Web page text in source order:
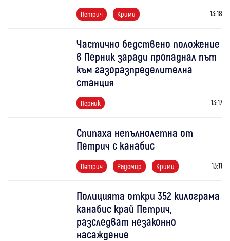
Петрич Крими 13:18
Частично бедствено положение
в Перник заради пропаднал път
към газоразпределителна
станция
Перник 13:17
Спипаха непълнолетна от
Петрич с канабис
Петрич Радомир Крими 13:11
Полицията откри 352 килограма
канабис край Петрич,
разследват незаконно
насаждение